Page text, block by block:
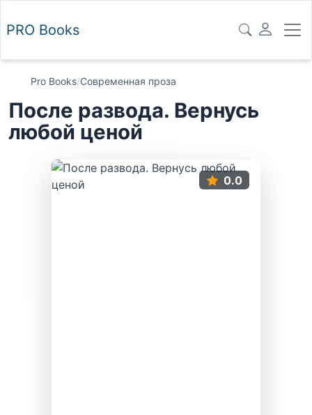
PRO Books
Pro Books/Современная проза
После развода. Вернусь
любой ценой
0.0